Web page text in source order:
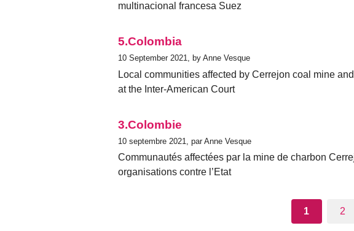
multinacional francesa Suez
5.Colombia
10 September 2021, by Anne Vesque
Local communities affected by Cerrejon coal mine
at the Inter-American Court
3.Colombie
10 septembre 2021, par Anne Vesque
Communautés affectées par la mine de charbon
organisations contre l’Etat
1 2